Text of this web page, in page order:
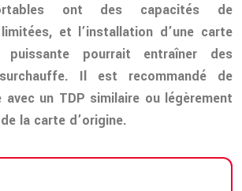
ont des capacités de
et l’installation d’une carte
puissante pourrait entraîner des
Il est recommandé de
un TDP similaire ou légèrement
la carte d’origine.